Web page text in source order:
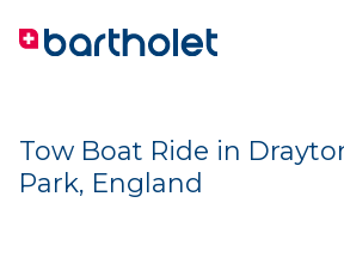
Tow Boat Ride in
Park, England